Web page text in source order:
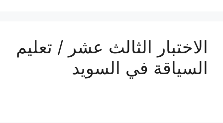
الاختبار الثالث عشر / تعليم
السياقة في السويد